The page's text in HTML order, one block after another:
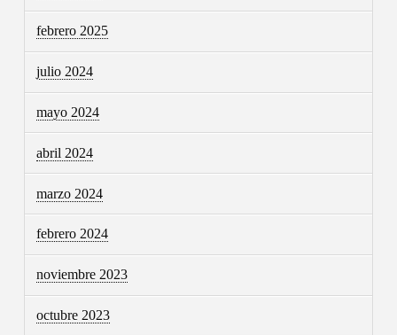
febrero 2025
julio 2024
mayo 2024
abril 2024
marzo 2024
febrero 2024
noviembre 2023
octubre 2023